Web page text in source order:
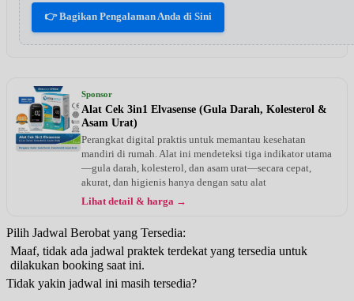
👉 Bagikan Pengalaman Anda di Sini
Sponsor
Alat Cek 3in1 Elvasense (Gula Darah, Kolesterol &
Asam Urat)
Perangkat digital praktis untuk memantau kesehatan
mandiri di rumah. Alat ini mendeteksi tiga indikator utama
—gula darah, kolesterol, dan asam urat—secara cepat,
akurat, dan higienis hanya dengan satu alat
Lihat detail & harga →
Pilih Jadwal Berobat yang Tersedia:
Maaf, tidak ada jadwal praktek terdekat yang tersedia untuk
dilakukan booking saat ini.
Tidak yakin jadwal ini masih tersedia?